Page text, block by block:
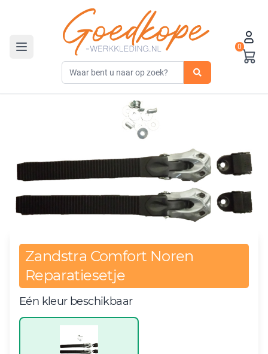
Toggle navigation
0
Zandstra Comfort Noren
Reparatiesetje
Eén kleur beschikbaar